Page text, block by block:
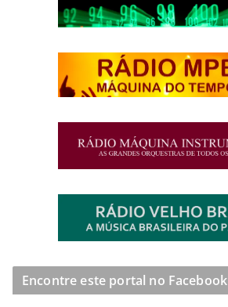
Encontre este portal no Facebook